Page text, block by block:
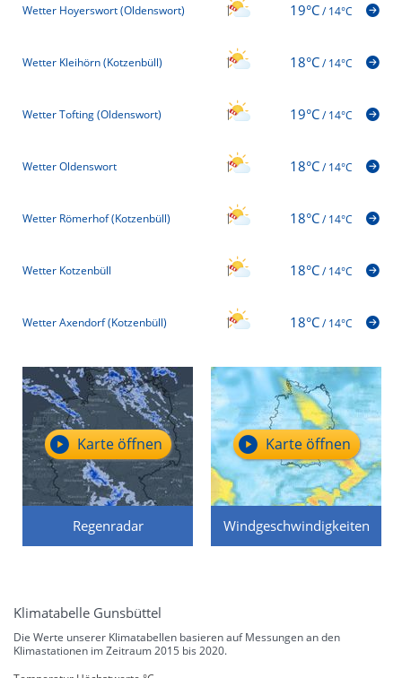
Wetter Hoyerswort (Oldenswort) 19°C/14°C
Wetter Kleihörn (Kotzenbüll) 18°C/14°C
Wetter Tofting (Oldenswort) 19°C/14°C
Wetter Oldenswort 18°C/14°C
Wetter Römerhof (Kotzenbüll) 18°C/14°C
Wetter Kotzenbüll 18°C/14°C
Wetter Axendorf (Kotzenbüll) 18°C/14°C
Regenradar
Karte öffnen
Windgeschwindigkeiten
Karte öffnen
Klimatabelle Gunsbüttel
Die Werte unserer Klimatabellen basieren auf Messungen an den
Klimastationen im Zeitraum 2015 bis 2020.